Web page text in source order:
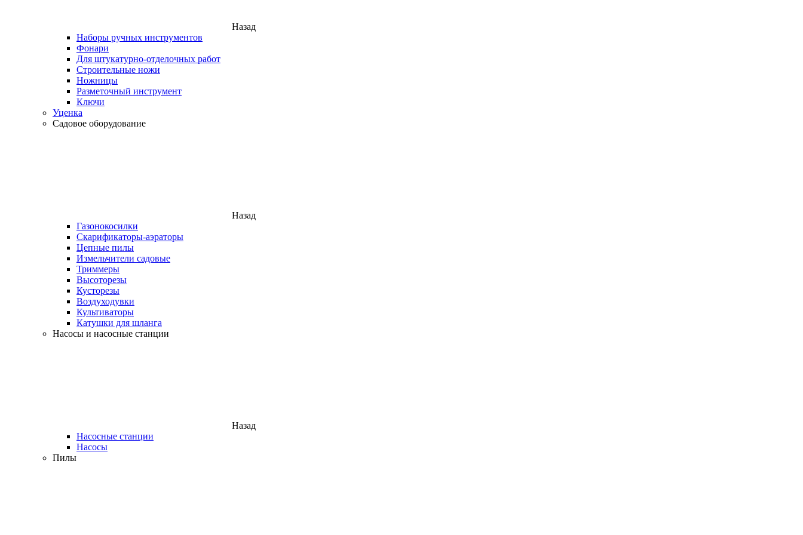
Назад
Наборы ручных инструментов
Фонари
Для штукатурно-отделочных работ
Строительные ножи
Ножницы
Разметочный инструмент
Ключи
Уценка
Садовое оборудование
Назад
Газонокосилки
Скарификаторы-аэраторы
Цепные пилы
Измельчители садовые
Триммеры
Высоторезы
Кусторезы
Воздуходувки
Культиваторы
Катушки для шланга
Насосы и насосные станции
Назад
Насосные станции
Насосы
Пилы